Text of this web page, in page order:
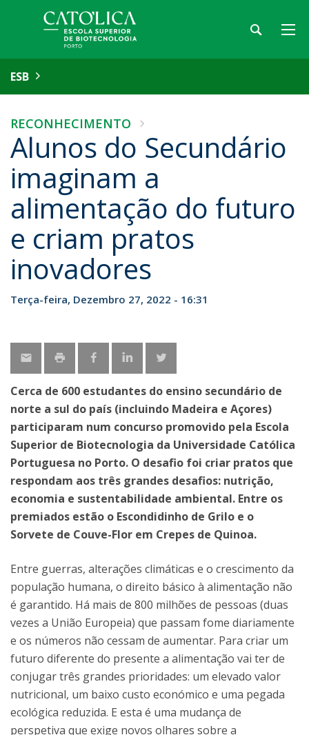
ESB
RECONHECIMENTO
Alunos do Secundário
imaginam a
alimentação do futuro
e criam pratos
inovadores
Terça-feira, Dezembro 27, 2022 - 16:31
Cerca de 600 estudantes do ensino secundário de
norte a sul do país (incluindo Madeira e Açores)
participaram num concurso promovido pela Escola
Superior de Biotecnologia da Universidade Católica
Portuguesa no Porto. O desafio foi criar pratos que
respondam aos três grandes desafios: nutrição,
economia e sustentabilidade ambiental. Entre os
premiados estão o Escondidinho de Grilo e o
Sorvete de Couve-Flor em Crepes de Quinoa.
Entre guerras, alterações climáticas e o crescimento da
população humana, o direito básico à alimentação não
é garantido. Há mais de 800 milhões de pessoas (duas
vezes a União Europeia) que passam fome diariamente
e os números não cessam de aumentar. Para criar um
futuro diferente do presente a alimentação vai ter de
conjugar três grandes prioridades: um elevado valor
nutricional, um baixo custo económico e uma pegada
ecológica reduzida. E esta é uma mudança de
perspetiva que exige novos olhares sobre a